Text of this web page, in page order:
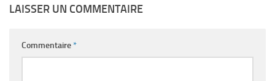
LAISSER UN COMMENTAIRE
Commentaire*